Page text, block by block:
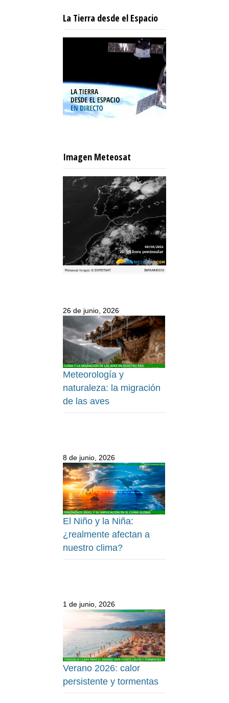
La Tierra desde el Espacio
Imagen Meteosat
26 de junio, 2026
Meteorología y
naturaleza: la migración
de las aves
8 de junio, 2026
El Niño y la Niña:
¿realmente afectan a
nuestro clima?
1 de junio, 2026
Verano 2026: calor
persistente y tormentas